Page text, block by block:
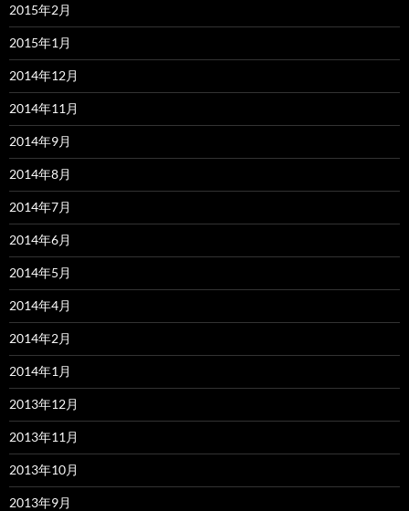
2015年2月
2015年1月
2014年12月
2014年11月
2014年9月
2014年8月
2014年7月
2014年6月
2014年5月
2014年4月
2014年2月
2014年1月
2013年12月
2013年11月
2013年10月
2013年9月